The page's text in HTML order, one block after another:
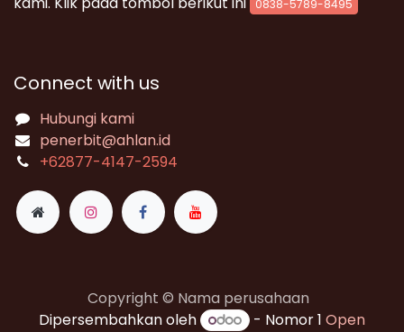
0838-5789-8495
Connect with us
Hubungi kami
penerbit@ahlan.id
+62877-4147-2594
Copyright © Nama perusahaan
Dipersembahkan oleh
- Nomor 1 Open